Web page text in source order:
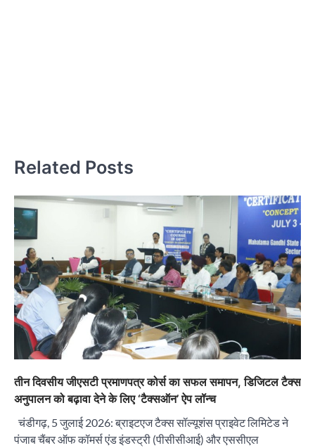
Related Posts
तीन दिवसीय जीएसटी प्रमाणपत्र कोर्स का सफल समापन, डिजिटल टैक्स
अनुपालन को बढ़ावा देने के लिए ‘टैक्सऑन’ ऐप लॉन्च
चंडीगढ़, 5 जुलाई 2026: ब्राइटएज टैक्स सॉल्यूशंस प्राइवेट लिमिटेड ने
पंजाब चैंबर ऑफ कॉमर्स एंड इंडस्ट्री (पीसीसीआई) और एससीएल